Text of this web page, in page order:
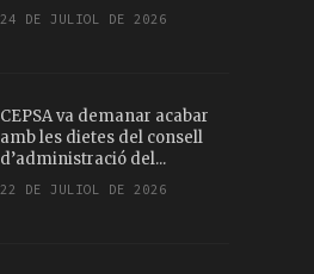
24 DE JULIOL DE 2026
CEPSA va demanar acabar
amb les dietes del consell
d’administració del...
22 DE JULIOL DE 2026